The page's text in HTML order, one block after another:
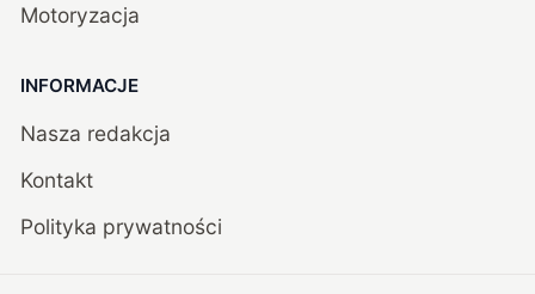
Motoryzacja
INFORMACJE
Nasza redakcja
Kontakt
Polityka prywatności